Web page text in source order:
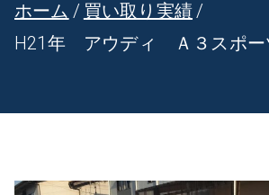
プホーム
買い取り実績
H21年 アウディ Ａ３スポー